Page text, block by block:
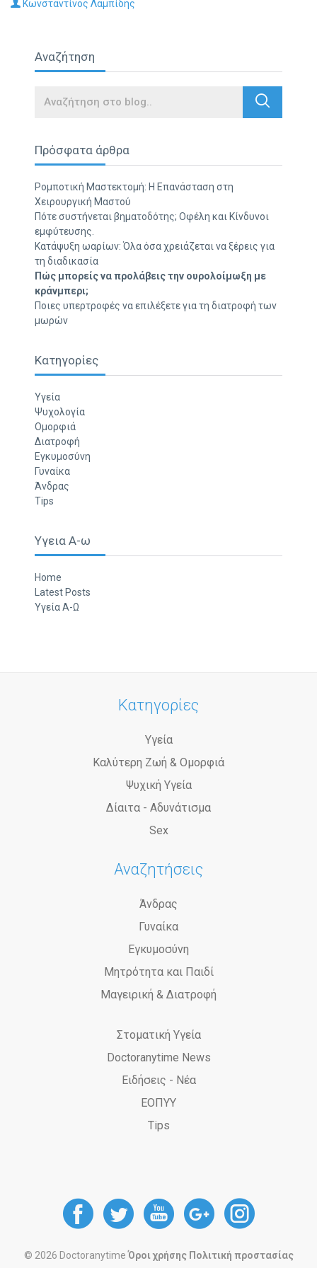
Κωνσταντίνος Λαμπίδης
Αναζήτηση
Search
Πρόσφατα άρθρα
Ρομποτική Μαστεκτομή: Η Επανάσταση στη
Χειρουργική Μαστού
Πότε συστήνεται βηματοδότης; Οφέλη και Κίνδυνοι
εμφύτευσης.
Κατάψυξη ωαρίων: Όλα όσα χρειάζεται να ξέρεις για
τη διαδικασία
Πώς μπορείς να προλάβεις την ουρολοίμωξη με
κράνμπερι;
Ποιες υπερτροφές να επιλέξετε για τη διατροφή των
μωρών
Κατηγορίες
Υγεία
Ψυχολογία
Ομορφιά
Διατροφή
Εγκυμοσύνη
Γυναίκα
Άνδρας
Tips
Υγεια Α-ω
Home
Latest Posts
Υγεία Α-Ω
Κατηγορίες
Υγεία
Καλύτερη Ζωή & Ομορφιά
Ψυχική Υγεία
Δίαιτα - Αδυνάτισμα
Sex
Αναζητήσεις
Άνδρας
Γυναίκα
Εγκυμοσύνη
Μητρότητα και Παιδί
Μαγειρική & Διατροφή
Στοματική Υγεία
Doctoranytime News
Ειδήσεις - Νέα
ΕΟΠΥΥ
Tips
DoctorAnyTime
at
DoctorAnyTime
at at at at
© 2026 DoctoranytimeΌροι χρήσης Πολιτική προστασίας